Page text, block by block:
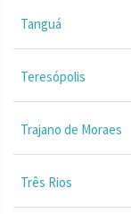
Tanguá
Teresópolis
Trajano de Moraes
Três Rios